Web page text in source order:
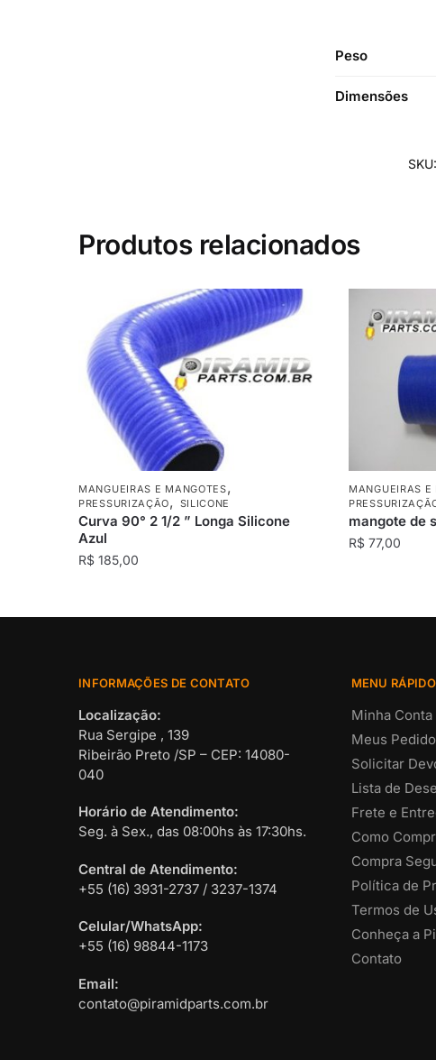
Peso
Dimensões
SKU:
Produtos relacionados
MANGUEIRAS E MANGOTES,
PRESSURIZAÇÃO, SILICONE
Curva 90° 2 1/2 ” Longa Silicone
Azul
R$ 185,00
MANGUEIRAS E
mangote de
R$ 77,00
INFORMAÇÕES DE CONTATO
Localização:
Rua Sergipe , 139
Ribeirão Preto /SP – CEP: 14080-
040
Horário de Atendimento:
Seg. à Sex., das 08:00hs às 17:30hs.
Central de Atendimento:
+55 (16) 3931-2737 / 3237-1374
Celular/WhatsApp:
+55 (16) 98844-1173
Email:
contato@piramidparts.com.br
MENU RÁPIDO
Minha Conta
Meus
Solicitar
Lista de
Frete e
Como
Compra
Política de
Termos de
Conheça a
Contato